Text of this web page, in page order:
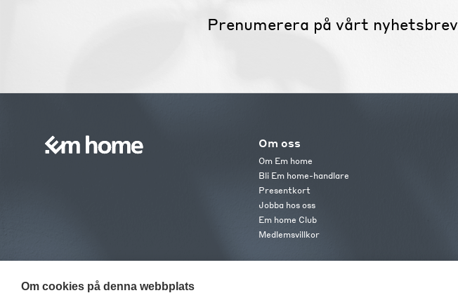
Om cookies på denna webbplats
Prenumerera på vårt nyhetsbrev
Om oss
Om Em home
Bli Em home-handlare
Presentkort
Jobba hos oss
Em home Club
Medlemsvillkor